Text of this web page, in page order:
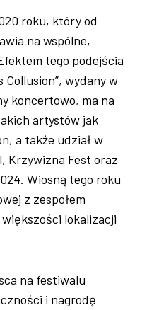
roku, który od
na wspólne,
tego podejścia
Collusion”, wydany w
koncertowo, ma na
artystów jak
a także udział w
Krzywizna Fest oraz
Wiosną tego roku
z zespołem
ększości lokalizacji
na festiwalu
i nagrodę